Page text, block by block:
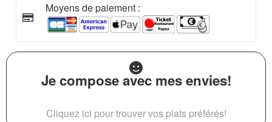
Moyens de paiement :
Je compose avec mes envies!
Cliquez ici pour trouver vos plats préférés!